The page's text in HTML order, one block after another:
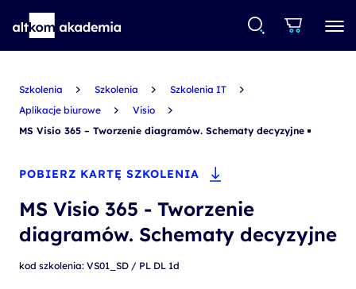
Szkolenia Szkolenia
Szkolenia IT
Aplikacje biurowe
Visio
MS Visio 365 – Tworzenie diagramów. Schematy decyzyjne
POBIERZ KARTĘ SZKOLENIA
MS Visio 365 - Tworzenie
diagramów. Schematy decyzyjne
kod szkolenia: VS01_SD / PL DL 1d